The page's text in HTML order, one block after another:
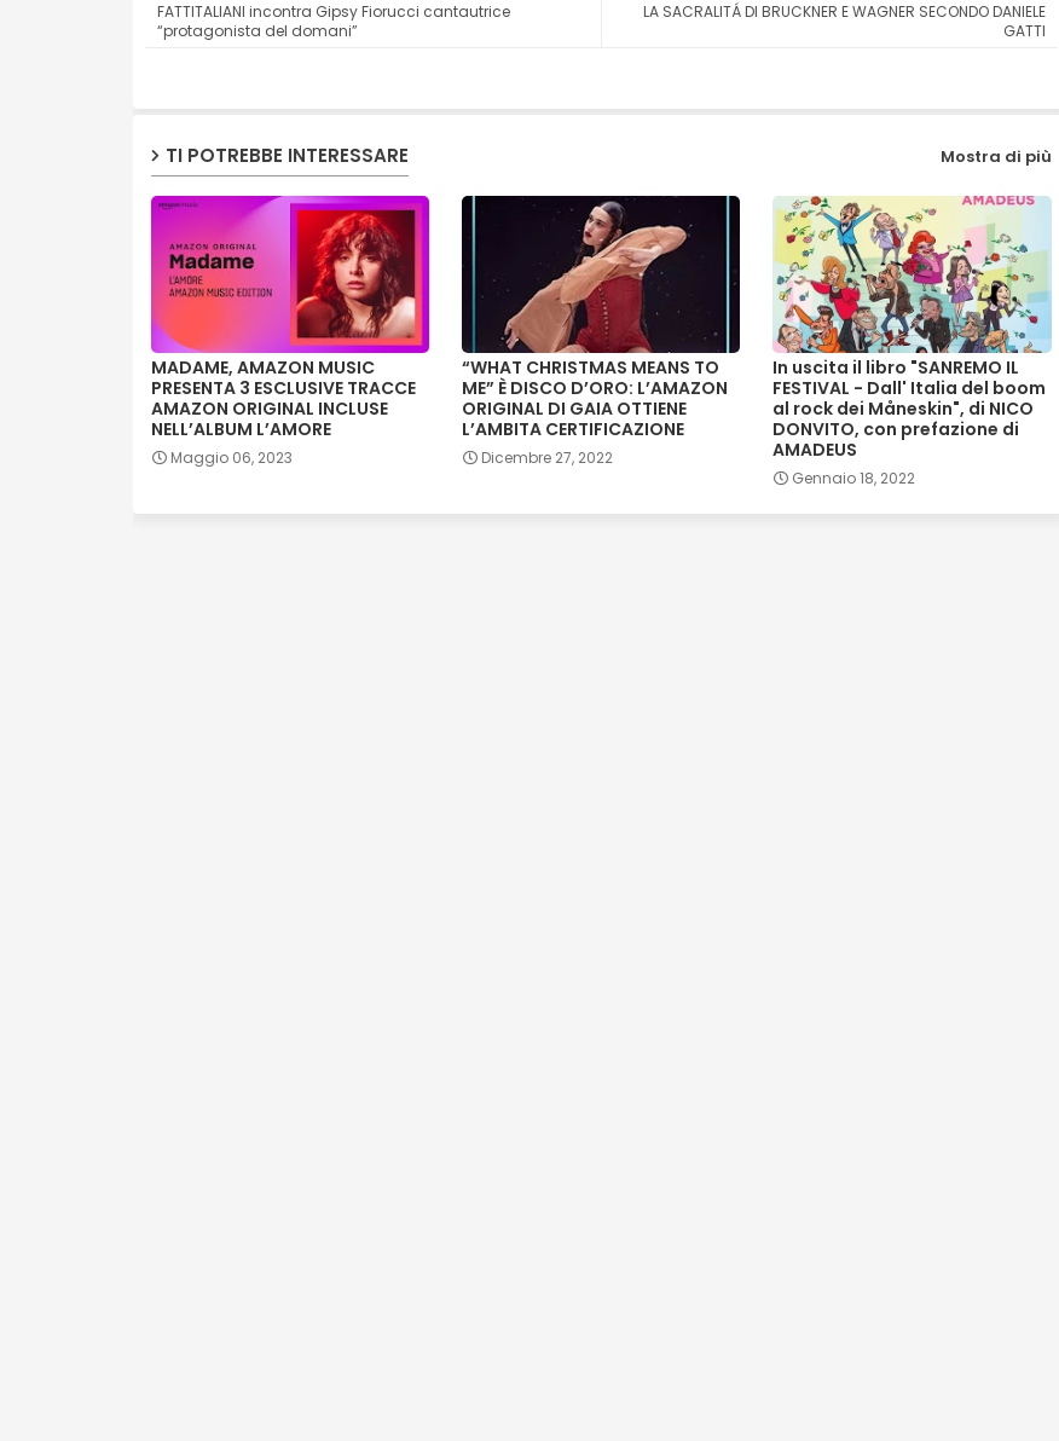
LA SACRALITÁ DI BRUCKNER E WAGNER SECONDO DANIELE
GATTI
FATTITALIANI incontra Gipsy Fiorucci cantautrice
“protagonista del domani”
TI POTREBBE INTERESSARE Mostra di più
MADAME, AMAZON MUSIC
PRESENTA 3 ESCLUSIVE TRACCE
AMAZON ORIGINAL INCLUSE
NELL’ALBUM L’AMORE
Maggio 06, 2023
“WHAT CHRISTMAS MEANS TO
ME” È DISCO D’ORO: L’AMAZON
ORIGINAL DI GAIA OTTIENE
L’AMBITA CERTIFICAZIONE
Dicembre 27, 2022
In uscita il libro "SANREMO IL
FESTIVAL - Dall' Italia del boom
al rock dei Måneskin", di NICO
DONVITO, con prefazione di
AMADEUS
Gennaio 18, 2022